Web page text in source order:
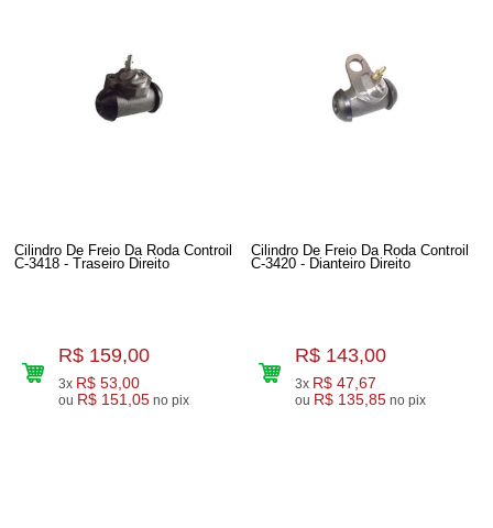
Cilindro De Freio Da Roda Controil
C-3418 - Traseiro Direito
R$ 159,00
3x R$ 53,00
ou R$ 151,05 no pix
Cilindro De Freio Da Roda Controil
C-3420 - Dianteiro Direito
R$ 143,00
3x R$ 47,67
ou R$ 135,85 no pix